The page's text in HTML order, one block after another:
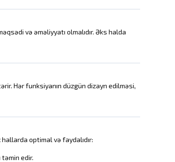
və əməliyyatı olmalıdır. Əks halda
Hər funksiyanın düzgün dizayn edilməsi,
optimal və faydalıdır:
təmin edir.